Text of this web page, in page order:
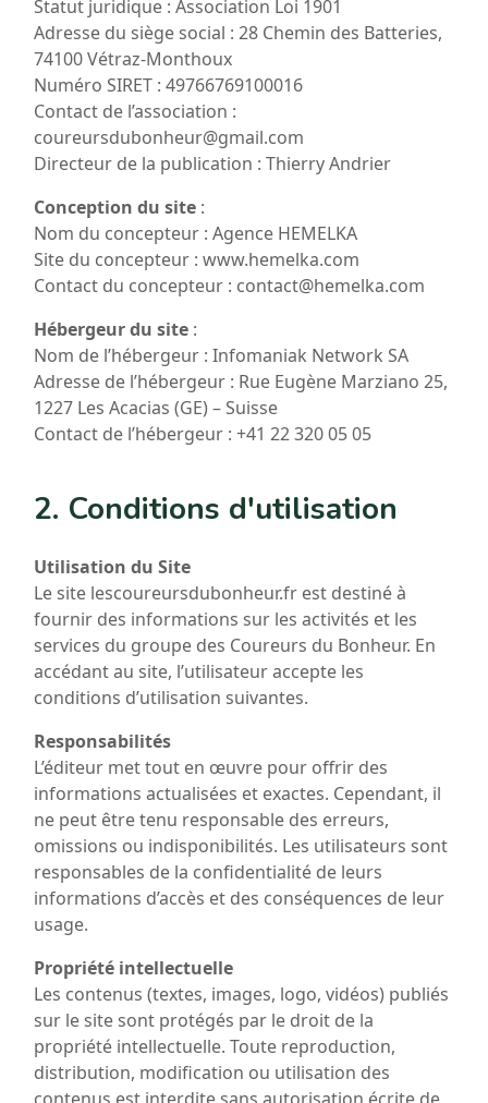
Statut juridique : Association Loi 1901
Adresse du siège social : 28 Chemin des Batteries,
74100 Vétraz-Monthoux
Numéro SIRET : 49766769100016
Contact de l’association :
coureursdubonheur@gmail.com
Directeur de la publication : Thierry Andrier
Conception du site :
Nom du concepteur : Agence HEMELKA
Site du concepteur : www.hemelka.com
Contact du concepteur : contact@hemelka.com
Hébergeur du site :
Nom de l’hébergeur : Infomaniak Network SA
Adresse de l’hébergeur : Rue Eugène Marziano 25,
1227 Les Acacias (GE) – Suisse
Contact de l’hébergeur : +41 22 320 05 05
2. Conditions d'utilisation
Utilisation du Site
Le site lescoureursdubonheur.fr est destiné à
fournir des informations sur les activités et les
services du groupe des Coureurs du Bonheur. En
accédant au site, l’utilisateur accepte les
conditions d’utilisation suivantes.
Responsabilités
L’éditeur met tout en œuvre pour offrir des
informations actualisées et exactes. Cependant, il
ne peut être tenu responsable des erreurs,
omissions ou indisponibilités. Les utilisateurs sont
responsables de la confidentialité de leurs
informations d’accès et des conséquences de leur
usage.
Propriété intellectuelle
Les contenus (textes, images, logo, vidéos) publiés
sur le site sont protégés par le droit de la
propriété intellectuelle. Toute reproduction,
distribution, modification ou utilisation des